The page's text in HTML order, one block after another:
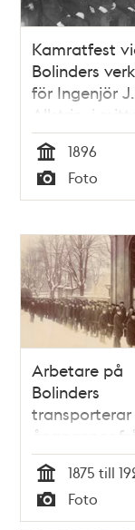
Kamratfest
Bolinders
för Ingenjör
Allstrin, i
Tid
1896
Typ
Foto
Arbetare på
Bolinders
transporterar
ångpannor
verkstaden
Tid
1875 till
Typ
Foto